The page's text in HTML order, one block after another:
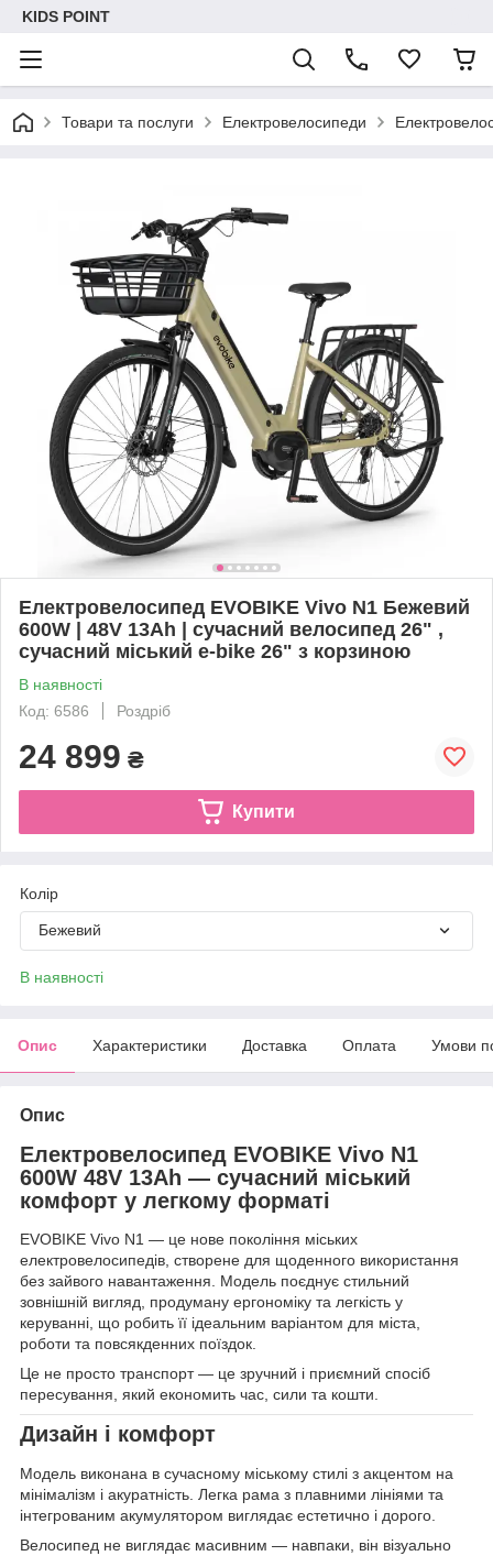
KIDS POINT
Товари та послуги Електровелосипеди
Електровелосипед EVOBIKE Vivo N1 Бежевий
600W | 48V 13Ah | сучасний велосипед 26" ,
сучасний міський e-bike 26" з корзиною
В наявності
Код: 6586
Роздріб
24 899 ₴
Купити
Колір
Бежевий
В наявності
Опис Характеристики Доставка Оплата Умови
Опис
Електровелосипед EVOBIKE Vivo N1
600W 48V 13Ah — сучасний міський
комфорт у легкому форматі
EVOBIKE Vivo N1 — це нове покоління міських
електровелосипедів, створене для щоденного використання
без зайвого навантаження. Модель поєднує стильний
зовнішній вигляд, продуману ергономіку та легкість у
керуванні, що робить її ідеальним варіантом для міста,
роботи та повсякденних поїздок.
Це не просто транспорт — це зручний і приємний спосіб
пересування, який економить час, сили та кошти.
Дизайн і комфорт
Модель виконана в сучасному міському стилі з акцентом на
мінімалізм і акуратність. Легка рама з плавними лініями та
інтегрованим акумулятором виглядає естетично і дорого.
Велосипед не виглядає масивним — навпаки, він візуально